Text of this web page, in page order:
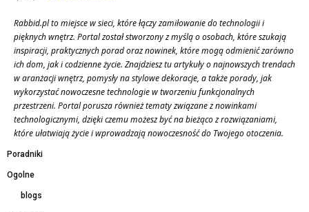
Rabbid.pl to miejsce w sieci, które łączy zamiłowanie do technologii i
pięknych wnętrz. Portal został stworzony z myślą o osobach, które szukają
inspiracji, praktycznych porad oraz nowinek, które mogą odmienić zarówno
ich dom, jak i codzienne życie. Znajdziesz tu artykuły o najnowszych trendach
w aranżacji wnętrz, pomysły na stylowe dekoracje, a także porady, jak
wykorzystać nowoczesne technologie w tworzeniu funkcjonalnych
przestrzeni. Portal porusza również tematy związane z nowinkami
technologicznymi, dzięki czemu możesz być na bieżąco z rozwiązaniami,
które ułatwiają życie i wprowadzają nowoczesność do Twojego otoczenia.
Poradniki
Ogolne
blogs